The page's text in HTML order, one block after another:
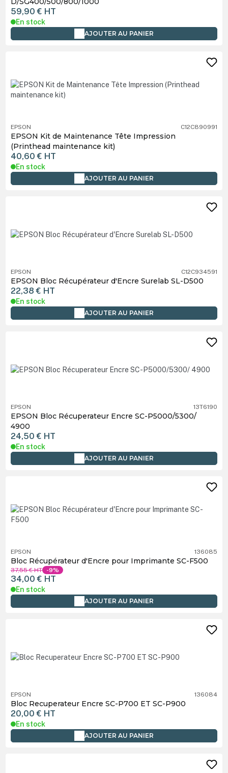
59,90 € HT
En stock
AJOUTER AU PANIER
EPSON C12C890991
EPSON Kit de Maintenance Tête Impression
(Printhead maintenance kit)
40,60 € HT
En stock
AJOUTER AU PANIER
EPSON C12C934591
EPSON Bloc Récupérateur d'Encre Surelab SL-D500
22,38 € HT
En stock
AJOUTER AU PANIER
EPSON 13T6190
EPSON Bloc Récuperateur Encre SC-P5000/5300/
4900
24,50 € HT
En stock
AJOUTER AU PANIER
EPSON 136085
Bloc Récupérateur d'Encre pour Imprimante SC-F500
37,55 €HT -9%
34,00 € HT
En stock
AJOUTER AU PANIER
EPSON 136084
Bloc Recuperateur Encre SC-P700 ET SC-P900
20,00 € HT
En stock
AJOUTER AU PANIER